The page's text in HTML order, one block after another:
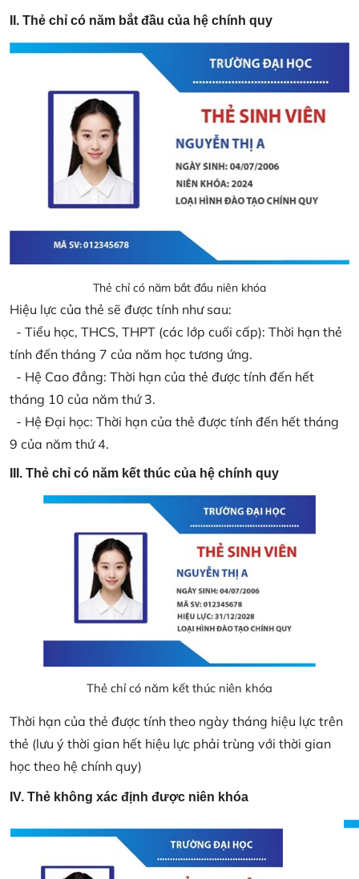
II. Thẻ chỉ có năm bắt đầu của hệ chính quy
Thẻ chỉ có năm bắt đầu niên khóa
Hiệu lực của thẻ sẽ được tính như sau:
- Tiểu học, THCS, THPT (các lớp cuối cấp): Thời hạn thẻ
tính đến tháng 7 của năm học tương ứng.
- Hệ Cao đẳng: Thời hạn của thẻ được tính đến hết
tháng 10 của năm thứ 3.
- Hệ Đại học: Thời hạn của thẻ được tính đến hết tháng
9 của năm thứ 4.
III. Thẻ chỉ có năm kết thúc của hệ chính quy
Thẻ chỉ có năm kết thúc niên khóa
Thời hạn của thẻ được tính theo ngày tháng hiệu lực trên
thẻ (lưu ý thời gian hết hiệu lực phải trùng với thời gian
học theo hệ chính quy)
IV. Thẻ không xác định được niên khóa